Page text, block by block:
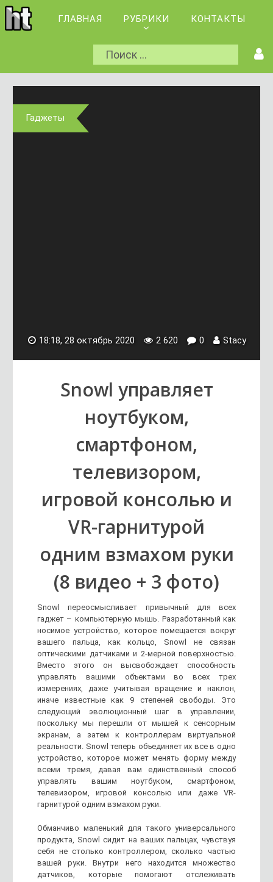
ГЛАВНАЯ РУБРИКИ КОНТАКТЫ
Гаджеты
18:18, 28 октябрь 2020 2 620 0 Stacy
Snowl управляет
ноутбуком,
смартфоном,
телевизором,
игровой консолью и
VR-гарнитурой
одним взмахом руки
(8 видео + 3 фото)
Snowl переосмысливает привычный для всех
гаджет – компьютерную мышь. Разработанный как
носимое устройство, которое помещается вокруг
вашего пальца, как кольцо, Snowl не связан
оптическими датчиками и 2-мерной поверхностью.
Вместо этого он высвобождает способность
управлять вашими объектами во всех трех
измерениях, даже учитывая вращение и наклон,
иначе известные как 9 степеней свободы. Это
следующий эволюционный шаг в управлении,
поскольку мы перешли от мышей к сенсорным
экранам, а затем к контроллерам виртуальной
реальности. Snowl теперь объединяет их все в одно
устройство, которое может менять форму между
всеми тремя, давая вам единственный способ
управлять вашим ноутбуком, смартфоном,
телевизором, игровой консолью или даже VR-
гарнитурой одним взмахом руки.
Обманчиво маленький для такого универсального
продукта, Snowl сидит на ваших пальцах, чувствуя
себя не столько контроллером, сколько частью
вашей руки. Внутри него находится множество
датчиков, которые помогают отслеживать